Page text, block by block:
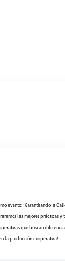
evento: ¡Garantizando la
las mejores prácticas
que buscan
la producción cooperativa!